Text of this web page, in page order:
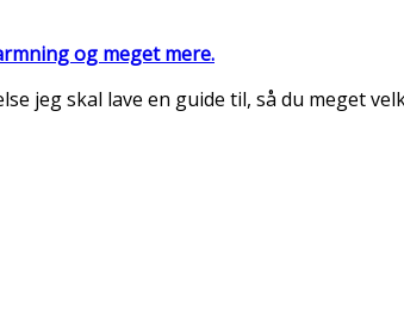
og meget mere.
jeg skal lave en guide til, så du meget